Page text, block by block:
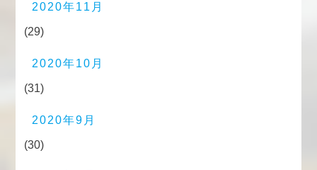
2020年11月
(29)
2020年10月
(31)
2020年9月
(30)